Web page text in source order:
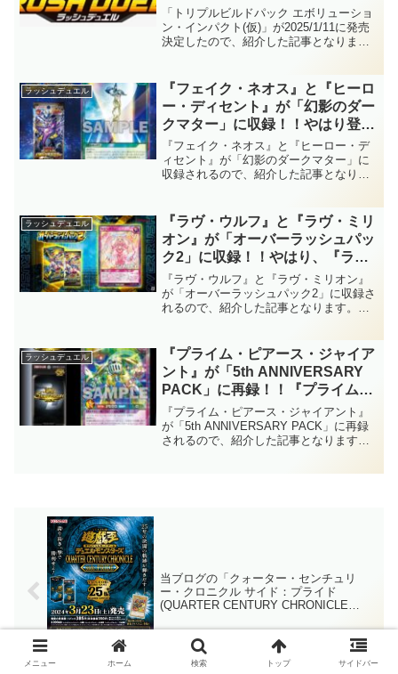
収録の「トリプルビルドパック」
シリーズ第2弾！！既に「レッド
アイズ」の強化が確定しています
ル】
「トリプルビルドパック エボリューショ
ン・インパクト(仮)」が2025/1/11に発売
決定したので、紹介した記事となりま
ズ」の強化が確定していますね！！【遊
戯王ラッシュデュエル】
ラッシュデュエル
『フェイク・ネオス』と『ヒーロ
ー・ディセント』が「幻影のダー
クマター」に収録！！やはり登場
した『Ｅ・ＨＥＲＯ ネオス』の
同名化持ち！！そして、「Ｅ・Ｈ
ＥＲＯ」・「Ｎ」専用の複数体蘇
シュデュエル】
『フェイク・ネオス』と『ヒーロー・デ
ィセント』が「幻影のダークマター」に
収録されるので、紹介した記事となりま
ＥＲＯ」・「Ｎ」専用の複数体蘇生は凄
いですね！？【遊戯王ラッシュデュエ
ル】
ラッシュデュエル
『ラヴ・ウルフ』と『ラヴ・ミリ
オン』が「オーバーラッシュパッ
ク2」に収録！！やはり、『ラ
ヴ・アーネラ』の連れていた子犬
もモンスターとして登場！！そし
て、『ラヴ・ミリオン』の桁数が
デュエル】
『ラヴ・ウルフ』と『ラヴ・ミリオン』
が「オーバーラッシュパック2」に収録さ
れるので、紹介した記事となります。や
て、『ラヴ・ミリオン』の桁数がオカシ
イ……。【遊戯王ラッシュデュエル】
ラッシュデュエル
『プライム・ピアース・ジャイア
ント』が「5th ANNIVERSARY
PACK」に再録！！『プライム・
ドワーフ』のフュージョン態もレ
アリティアップ可能に！！「プラ
イム」の残りもそろそろ実装か
『プライム・ピアース・ジャイアント』
が「5th ANNIVERSARY PACK」に再録
されるので、紹介した記事となります。
当ブログの「クォーター・センチュリ
ー・クロニクル サイド：プライド
(QUARTER CENTURY CHRONICLE
『ハーピィの羽根帚』、「マドルチェ」
など。【遊戯王OCG】
メニュー ホーム 検索 トップ サイドバー